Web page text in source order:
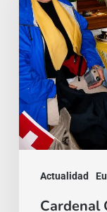
Actualidad
un
«fiel
pastor»
paseando
por
los
Cardenal